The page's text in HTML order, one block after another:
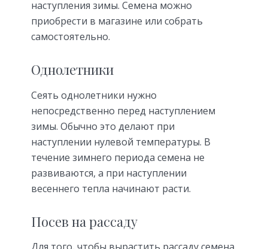
наступления зимы. Семена можно
приобрести в магазине или собрать
самостоятельно.
Однолетники
Сеять однолетники нужно
непосредственно перед наступлением
зимы. Обычно это делают при
наступлении нулевой температуры. В
течение зимнего периода семена не
развиваются, а при наступлении
весеннего тепла начинают расти.
Посев на рассаду